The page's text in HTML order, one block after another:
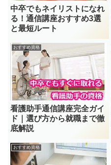
中卒でもネイリストになれ
る！通信講座おすすめ3選
と最短ルート
おすすめ資格
看護助手通信講座完全ガイ
ド｜選び方から就職まで徹
底解説
おすすめ資格